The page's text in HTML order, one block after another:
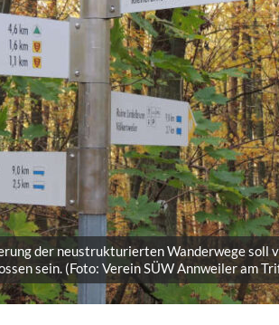
der neustrukturierten Wanderwege soll
sein. (Foto: Verein SÜW Annweiler am